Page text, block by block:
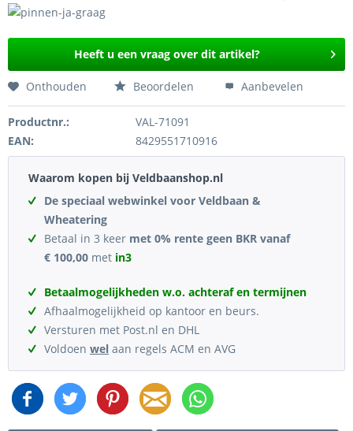
Heeft u een vraag over dit artikel?
Onthouden Beoordelen Aanbevelen
Productnr.:
VAL-71091
EAN:
8429551710916
Waarom kopen bij Veldbaanshop.nl
De speciaal webwinkel voor Veldbaan &
Wheatering
Betaal in 3 keer met 0% rente geen BKR vanaf
€ 100,00 met in3
Betaalmogelijkheden w.o. achteraf en termijnen
Afhaalmogelijkheid op kantoor en beurs.
Versturen met Post.nl en DHL
Voldoen wel aan regels ACM en AVG